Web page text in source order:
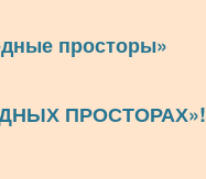
просторы»
ПРОСТОРАХ»!